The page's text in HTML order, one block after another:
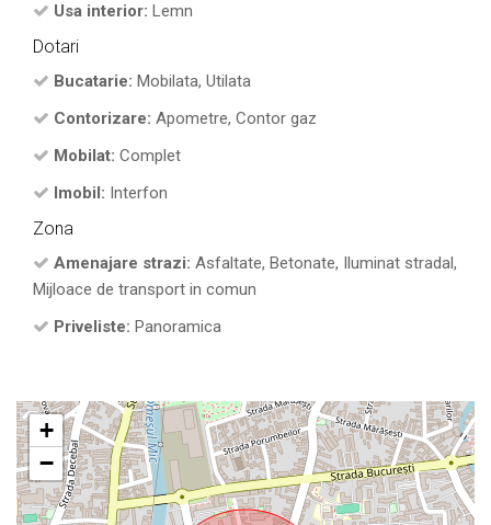
Usa interior: Lemn
Dotari
Bucatarie: Mobilata, Utilata
Contorizare: Apometre, Contor gaz
Mobilat: Complet
Imobil: Interfon
Zona
Amenajare strazi: Asfaltate, Betonate, Iluminat stradal,
Mijloace de transport in comun
Priveliste: Panoramica
+
−